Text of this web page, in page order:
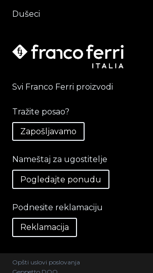
Dušeci
Svi Franco Ferri proizvodi
Tražite posao?
Zapošljavamo
Nameštaj za ugostitelje
Pogledajte ponudu
Podnesite reklamaciju
Reklamacija
Opšti uslovi poslovanja